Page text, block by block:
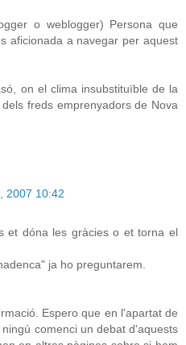
o weblogger) Persona que
aficionada a navegar per aquest
on el clima insubstituïble de la
freds emprenyadors de Nova
2007 10:42
et dóna les gràcies o et torna el
ja ho preguntarem.
Espero que en l'apartat de
comenci un debat d'aquests